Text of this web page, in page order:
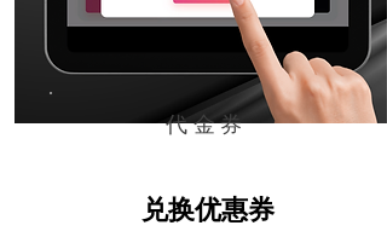
代金券
兑换优惠券